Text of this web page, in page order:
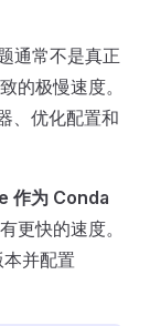
通常不是真正
的极慢速度。
、优化配置和
作为 Conda
更快的速度。
并配置